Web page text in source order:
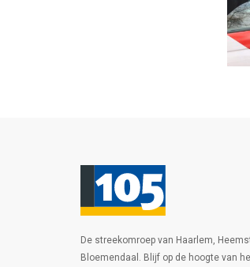
De streekomroep van Haarlem,
Bloemendaal. Blijf op de hoogte van